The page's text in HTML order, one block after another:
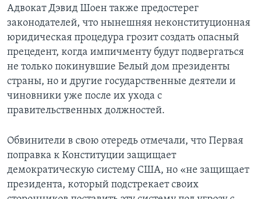
Адвокат Дэвид Шоен также предостерег
законодателей, что нынешняя неконституционная
юридическая процедура грозит создать опасный
прецедент, когда импичменту будут подвергаться
не только покинувшие Белый дом президенты
страны, но и другие государственные деятели и
чиновники уже после их ухода с
правительственных должностей.
Обвинители в свою отередь отмечали, что Первая
поправка к Конституции защищает
демократическую систему США, но «не защищает
президента, который подстрекает своих